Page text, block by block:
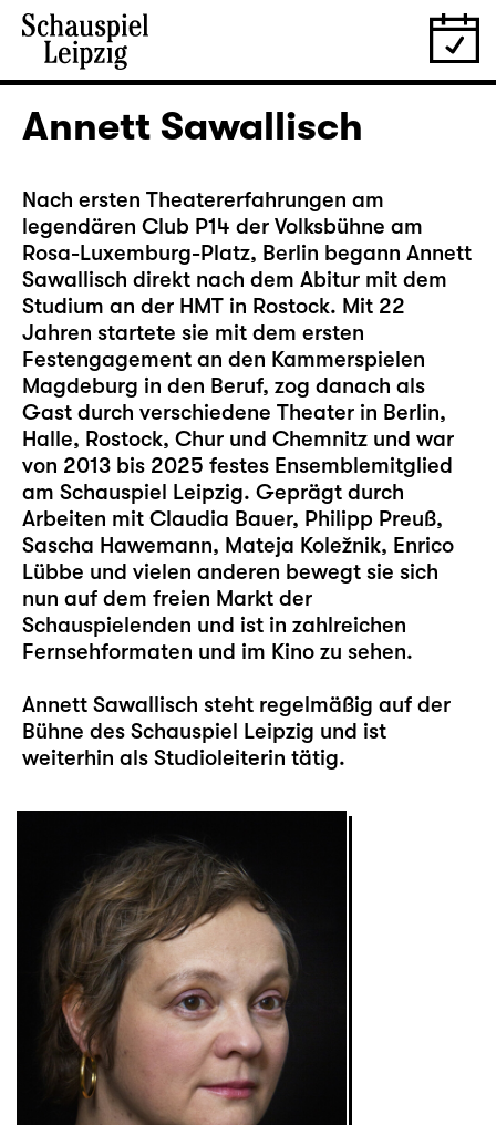
Annett Sawallisch
Nach ersten Theatererfahrungen am
legendären Club P14 der Volksbühne am
Rosa-Luxemburg-Platz, Berlin begann Annett
Sawallisch direkt nach dem Abitur mit dem
Studium an der HMT in Rostock. Mit 22
Jahren startete sie mit dem ersten
Festengagement an den Kammerspielen
Magdeburg in den Beruf, zog danach als
Gast durch verschiedene Theater in Berlin,
Halle, Rostock, Chur und Chemnitz und war
von 2013 bis 2025 festes Ensemblemitglied
am Schauspiel Leipzig. Geprägt durch
Arbeiten mit Claudia Bauer, Philipp Preuß,
Sascha Hawemann, Mateja Koležnik, Enrico
Lübbe und vielen anderen bewegt sie sich
nun auf dem freien Markt der
Schauspielenden und ist in zahlreichen
Fernsehformaten und im Kino zu sehen.
Annett Sawallisch steht regelmäßig auf der
Bühne des Schauspiel Leipzig und ist
weiterhin als Studioleiterin tätig.